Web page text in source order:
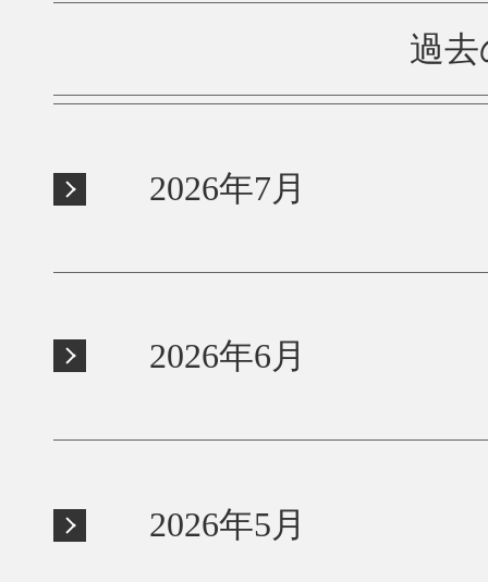
過
2026年7月
2026年6月
2026年5月